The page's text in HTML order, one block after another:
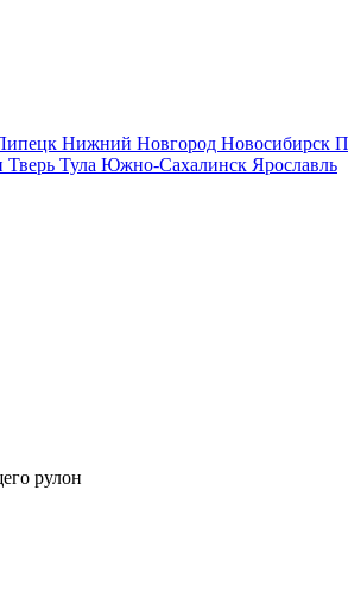
Нижний Новгород Новосибирск
Тверь Тула Южно-Сахалинск Ярославль
рулон